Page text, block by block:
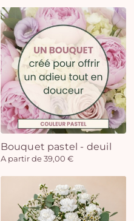
Bouquet pastel - deuil
A partir de 39,00 €